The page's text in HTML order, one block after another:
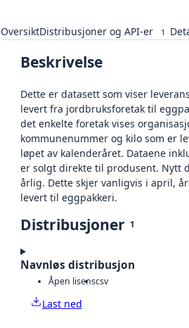
OversiktDistribusjoner og API-er 1
Beskrivelse
Dette er datasett som viser
levert fra jordbruksforetak til
det enkelte foretak vises
kommunenummer og kilo som er
løpet av kalenderåret. Dataene
er solgt direkte til produsent. Nytt
årlig. Dette skjer vanligvis i april,
levert til eggpakkeri.
Distribusjoner 1
Navnløs distribusjon
Åpen lisenscsv
Last ned